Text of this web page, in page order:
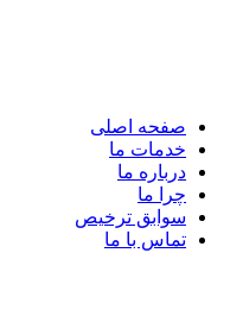
صفحه اصلی
خدمات ما
درباره ما
چرا ما
سوابق ترخیص
تماس با ما